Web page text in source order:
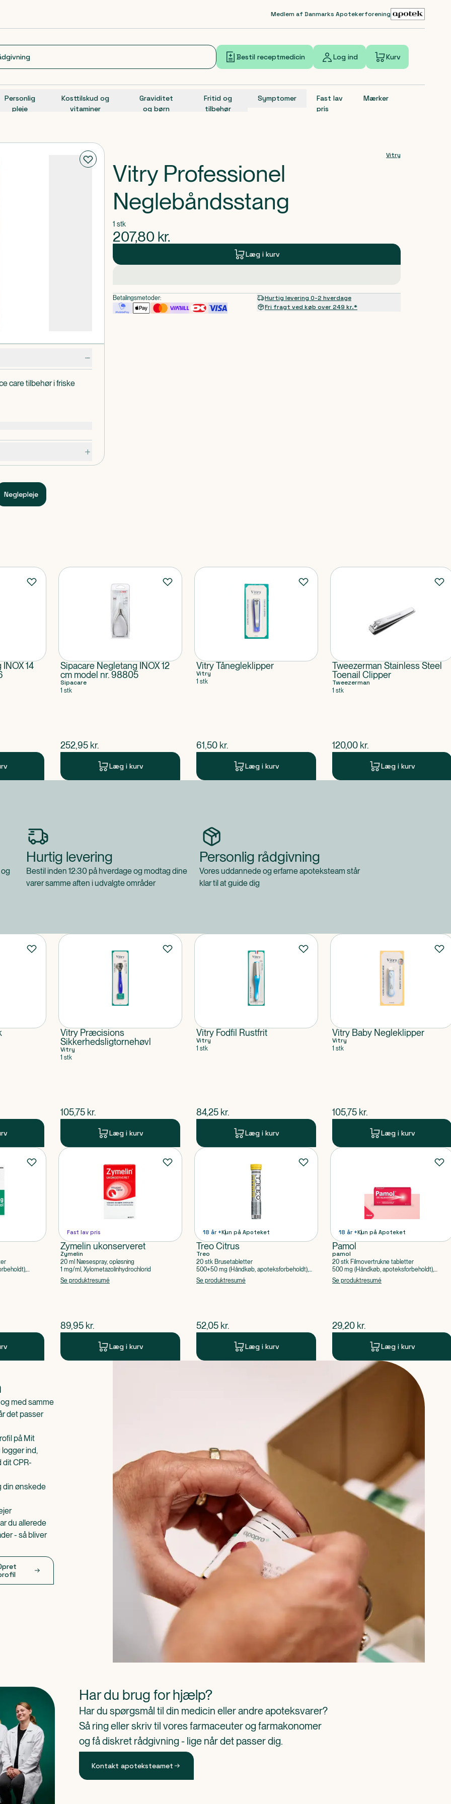
Medlem af Danmarks Apotekerforening
Bestil receptmedicin Log ind Kurv
Personlig
pleje
Kosttilskud og
vitaminer
Graviditet
og børn
Fritid og
tilbehør
Symptomer
Fast lav
pris
Mærker
care tilbehør i friske
Neglepleje
Vitry
Vitry Professionel
Neglebåndsstang
1 stk
207,80 kr.
Læg i kurv
Betalingsmetoder:
Hurtig levering 0-2 hverdage
Fri fragt ved køb over 249 kr.*
14
Sipacare Negletang INOX 12
cm model nr. 98805
Sipacare
1 stk
$nuværende pris
252,95 kr.
Læg i kurv
Vitry Tånegleklipper
Vitry
1 stk
$nuværende pris
61,50 kr.
Læg i kurv
Tweezerman Stainless Steel
Toenail Clipper
Tweezerman
1 stk
$nuværende pris
120,00 kr.
Læg i kurv
Hurtig levering
Bestil inden 12:30 på hverdage og modtag dine
varer samme aften i udvalgte områder
Personlig rådgivning
Vores uddannede og erfarne apoteksteam står
klar til at guide dig
Vitry Præcisions
Sikkerhedsligtornehøvl
Vitry
1 stk
$nuværende pris
105,75 kr.
Læg i kurv
Vitry Fodfil Rustfrit
Vitry
1 stk
$nuværende pris
84,25 kr.
Læg i kurv
Vitry Baby Negleklipper
Vitry
1 stk
$nuværende pris
105,75 kr.
Læg i kurv
Fast lav pris
Zymelin ukonserveret
Zymelin
20 ml Næsespray, opløsning
1 mg/ml, Xylometazolinhydrochlorid
Se produktresumé
$nuværende pris
89,95 kr.
Læg i kurv
18 år +Kun på Apoteket
Treo Citrus
Treo
20 stk Brusetabletter
500+50 mg (Håndkøb, apoteksforbeholdt),
Acetylsalicylsyre, Caffein
Se produktresumé
$nuværende pris
52,05 kr.
Læg i kurv
18 år +Kun på Apoteket
Pamol
pamol
20 stk Filmovertrukne tabletter
500 mg (Håndkøb, apoteksforbeholdt),
Paracetamol
Se produktresumé
$nuværende pris
29,20 kr.
Læg i kurv
med samme
det passer
på Mit
ind,
dit CPR-
din ønskede
du allerede
- så bliver
Har du brug for hjælp?
Har du spørgsmål til din medicin eller andre apoteksvarer?
Så ring eller skriv til vores farmaceuter og farmakonomer
og få diskret rådgivning - lige når det passer dig.
Kontakt apoteksteamet